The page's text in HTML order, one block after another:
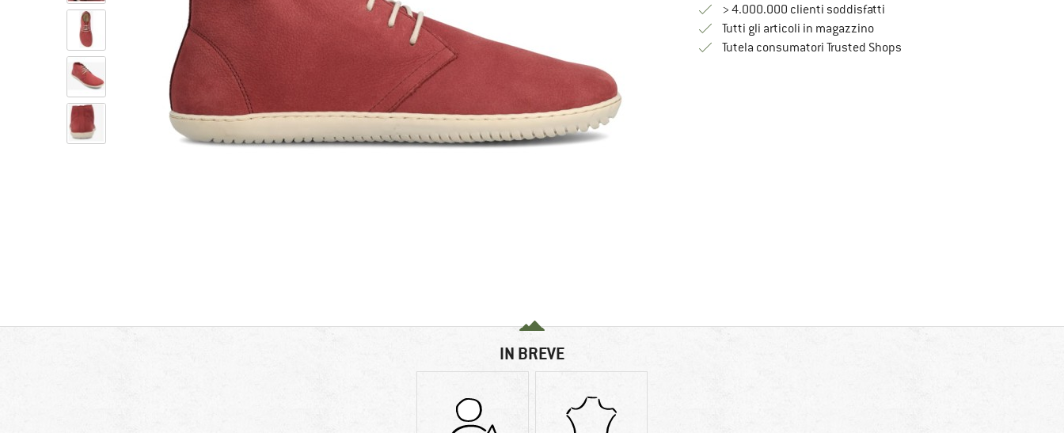
> 4.000.000 clienti soddisfatti
Tutti gli articoli in magazzino
Tutela consumatori Trusted ShopsTrovi tutte le informazioni qui!
IN BREVE